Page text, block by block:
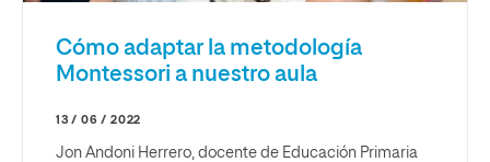
Cómo adaptar la metodología
Montessori a nuestro aula
13 / 06 / 2022
Jon Andoni Herrero, docente de Educación Primaria